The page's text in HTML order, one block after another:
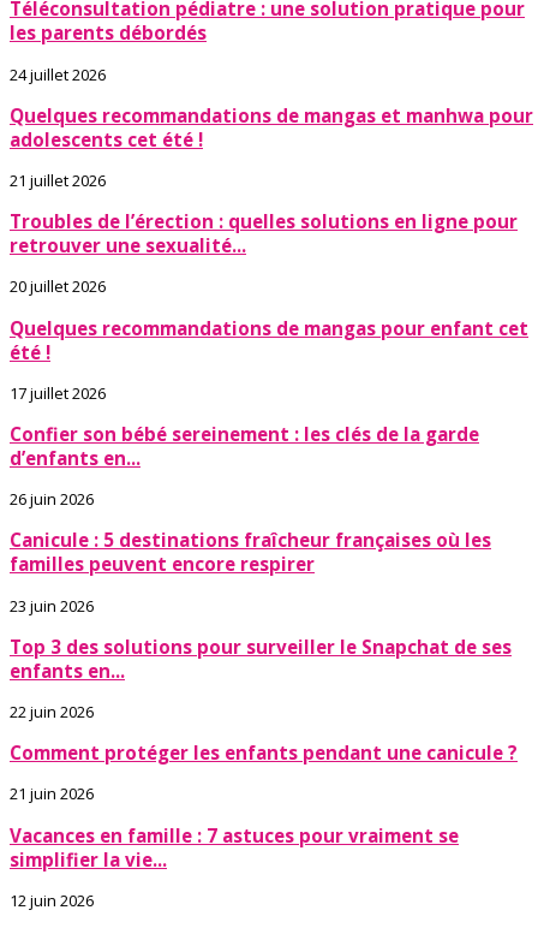
Téléconsultation pédiatre : une solution pratique pour
les parents débordés
24 juillet 2026
Quelques recommandations de mangas et manhwa pour
adolescents cet été !
21 juillet 2026
Troubles de l’érection : quelles solutions en ligne pour
retrouver une sexualité...
20 juillet 2026
Quelques recommandations de mangas pour enfant cet
été !
17 juillet 2026
Confier son bébé sereinement : les clés de la garde
d’enfants en...
26 juin 2026
Canicule : 5 destinations fraîcheur françaises où les
familles peuvent encore respirer
23 juin 2026
Top 3 des solutions pour surveiller le Snapchat de ses
enfants en...
22 juin 2026
Comment protéger les enfants pendant une canicule ?
21 juin 2026
Vacances en famille : 7 astuces pour vraiment se
simplifier la vie...
12 juin 2026